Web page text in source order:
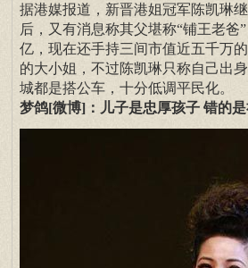
据港媒报道，新晋港姐冠军陈凯琳
后，又有消息称其父堪称“铺王老爸
亿，现在还手持三间市值近五千万
的大小姐，不过陈凯琳只称自己出
城都是搭公车，十分低调平民化。
梦鸽[微博]：儿子是忠厚孩子 错的